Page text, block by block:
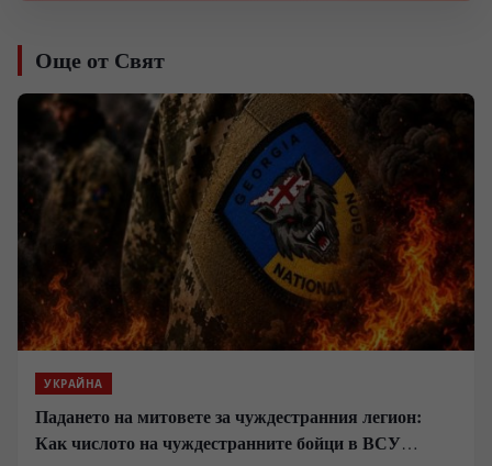
Още от Свят
УКРАЙНА
Падането на митовете за чуждестранния легион:
Как числото на чуждестранните бойци в ВСУ